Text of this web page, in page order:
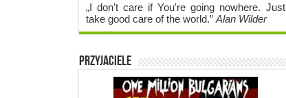
„I don't care if You're going nowhere. Just
take good care of the world.” Alan Wilder
Przyjaciele